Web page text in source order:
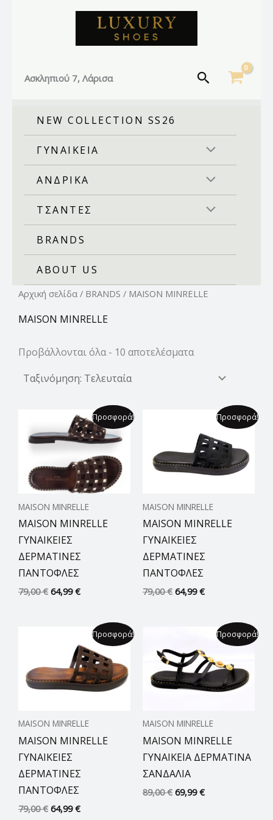
Ασκληπιού 7, Λάρισα Αναζήτηση
NEW COLLECTION SS26
ΓΥΝΑΙΚΕΙΑ
ΑΝΔΡΙΚΑ
ΤΣΑΝΤΕΣ
BRANDS
ABOUT US
Αρχική σελίδα / BRANDS / MAISON MINRELLE
MAISON MINRELLE
Προβάλλονται όλα - 10 αποτελέσματα
by
Προσφορά!
MAISON MINRELLE
MAISON MINRELLE
ΓΥΝΑΙΚΕΙΕΣ
ΔΕΡΜΑΤΙΝΕΣ
ΠΑΝΤΟΦΛΕΣ
79,00€
Original
was:
79,00 €.
64,99€
Η
τρέχουσα
τιμή
είναι:
64,99 €.
Προσφορά!
MAISON MINRELLE
MAISON MINRELLE
ΓΥΝΑΙΚΕΙΕΣ
ΔΕΡΜΑΤΙΝΕΣ
ΠΑΝΤΟΦΛΕΣ
79,00€
79,00 €.
64,99€
τρέχουσα
τιμή
είναι:
64,99 €.
Προσφορά!
MAISON MINRELLE
MAISON MINRELLE
ΓΥΝΑΙΚΕΙΕΣ
ΔΕΡΜΑΤΙΝΕΣ
ΠΑΝΤΟΦΛΕΣ
79,00€
79,00 €.
64,99€
τρέχουσα
τιμή
είναι:
64,99 €.
Προσφορά!
MAISON MINRELLE
MAISON MINRELLE
ΓΥΝΑΙΚΕΙΑ ΔΕΡΜΑΤΙΝΑ
ΣΑΝΔΑΛΙΑ
89,00€
was:
89,00 €.
69,99€
τρέχουσα
τιμή
είναι:
69,99 €.